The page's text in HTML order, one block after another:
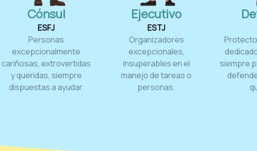
Cónsul
ESFJ
Personas
excepcionalmente
cariñosas, extrovertidas
y queridas, siempre
dispuestas a ayudar.
Ejecutivo
ESTJ
Organizadores
excepcionales,
insuperables en el
manejo de tareas o
personas.
siempre